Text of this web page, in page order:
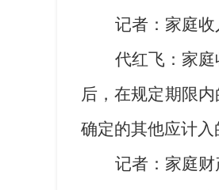
记者：家庭
代红飞：家
后，在规定期限
确定的其他应计入
记者：家庭财